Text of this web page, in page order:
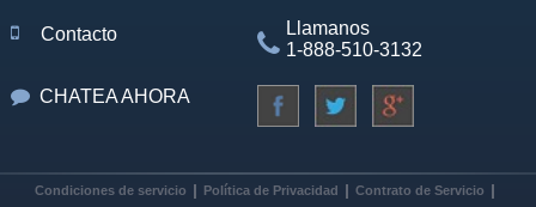
Contacto
Llamanos
1-888-510-3132
CHATEA AHORA
Condiciones de servicio Política de Privacidad Contrato de Servicio